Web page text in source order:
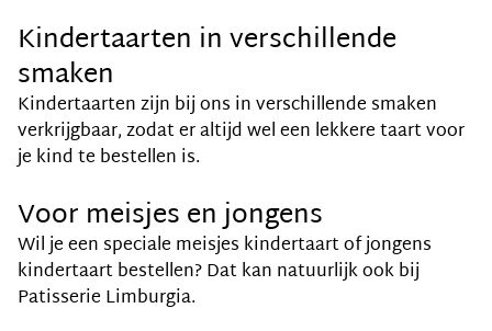
Kindertaarten in verschillende
smaken
Kindertaarten zijn bij ons in verschillende smaken
verkrijgbaar, zodat er altijd wel een lekkere taart voor
je kind te bestellen is.
Voor meisjes en jongens
Wil je een speciale meisjes kindertaart of jongens
kindertaart bestellen? Dat kan natuurlijk ook bij
Patisserie Limburgia.